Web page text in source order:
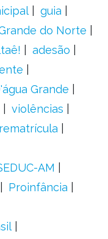
guia
do Norte
adesão
Grande
violências
rematrícula
AM
Proinfância